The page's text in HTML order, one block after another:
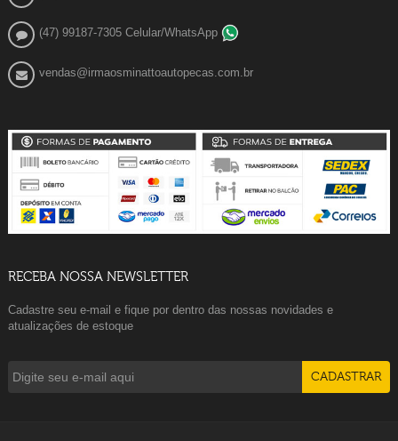
(47) 99187-7305 Celular/WhatsApp
vendas@irmaosminattoautopecas.com.br
RECEBA NOSSA NEWSLETTER
Cadastre seu e-mail e fique por dentro das nossas novidades e
atualizações de estoque